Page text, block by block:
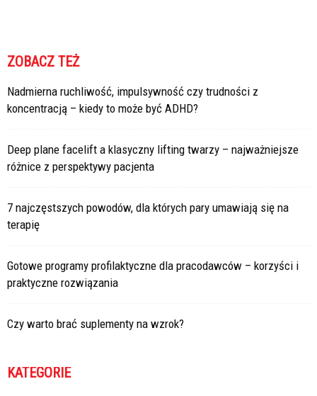
ZOBACZ TEŻ
Nadmierna ruchliwość, impulsywność czy trudności z
koncentracją – kiedy to może być ADHD?
Deep plane facelift a klasyczny lifting twarzy – najważniejsze
różnice z perspektywy pacjenta
7 najczęstszych powodów, dla których pary umawiają się na
terapię
Gotowe programy profilaktyczne dla pracodawców – korzyści i
praktyczne rozwiązania
Czy warto brać suplementy na wzrok?
KATEGORIE